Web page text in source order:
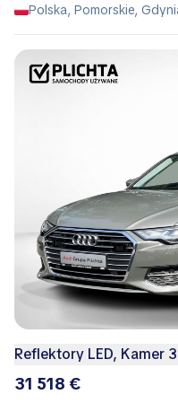
Polska, Pomorskie,
Reflektory LED, Kamer
31 518 €